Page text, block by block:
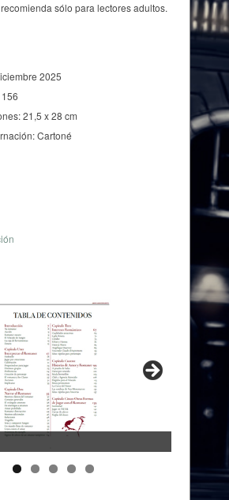
sólo para lectores adultos.
2025
21,5 x 28 cm
Cartoné